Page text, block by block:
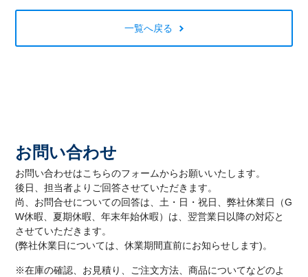
一覧へ戻る
お問い合わせ
お問い合わせはこちらのフォームからお願いいたします。
後日、担当者よりご回答させていただきます。
尚、お問合せについての回答は、土・日・祝日、弊社休業日（G
W休暇、夏期休暇、年末年始休暇）は、翌営業日以降の対応と
させていただきます。
(弊社休業日については、休業期間直前にお知らせします)。
※在庫の確認、お見積り、ご注文方法、商品についてなどのよ